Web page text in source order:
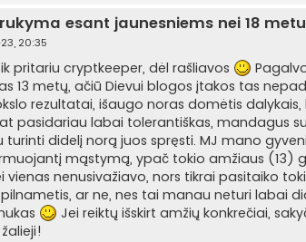
esant jaunesniems nei 18 metu
20:35
pritariu cryptkeeper, dėl rašliavos
13 metų, ačiū Dievui blogos įtakos tas
rezultatai, išaugo noras domėtis
pasidariau labai tolerantiškas, mandagus
didelį norą juos spręsti. MJ mano
mąstymą, ypač tokio amžiaus (13)
vienas nenusivažiavo, nors tikrai pasitaiko
ar ne, nes tai manau neturi labai
Jei reiktų išskirt amžių konkrečiai,